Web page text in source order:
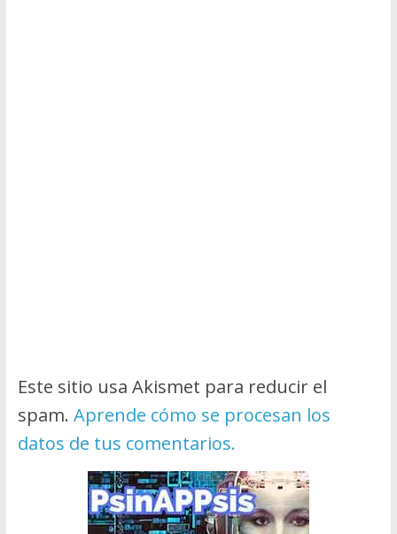
Este sitio usa Akismet para reducir el
spam. Aprende cómo se procesan los
datos de tus comentarios.